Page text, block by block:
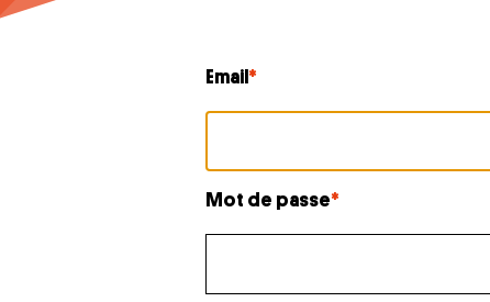
Email
Mot de passe